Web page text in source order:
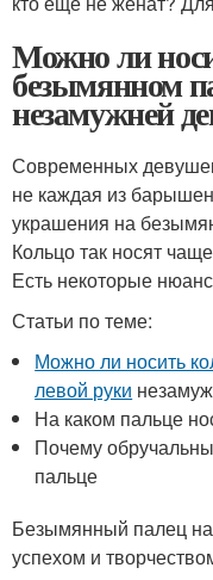
Можно ли
безымянном
незамужней
Современных
не каждая из
украшения на
Кольцо так носят
Есть некоторые
Статьи по теме:
Можно ли носить
левой руки
На каком пальце
Почему
пальце
Безымянный палец
успехом и